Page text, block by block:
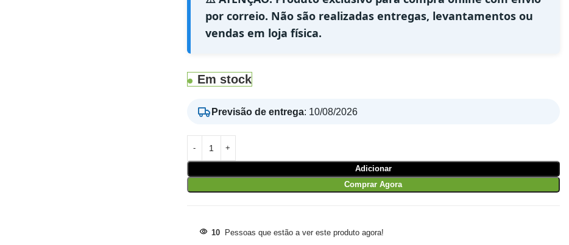
por correio. Não são realizadas entregas, levantamentos ou
vendas em loja física.
Em stock
Previsão de entrega: 10/08/2026
Adicionar
Comprar Agora
10 Pessoas que estão a ver este produto agora!